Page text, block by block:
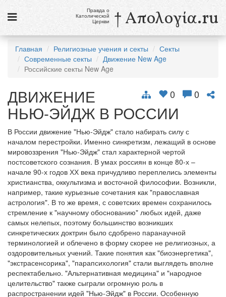
Новости
Галерея
Ссылки
Религиозные учения и секты, справочник
Св. Доминик, священник
см. календарь
Обратная связь
mail@apologia.ru
Отправить сообщение
Правда о
Католической
Церкви † Απολογία.ru
Главная Религиозные учения и секты
Секты
Современные секты
Движение New Age
Российские секты New Age
0 0
ДВИЖЕНИЕ
НЬЮ-ЭЙДЖ В РОССИИ
В России движение "Нью-Эйдж" стало набирать силу с
началом перестройки. Именно синкретизм, лежащий в основе
мировоззрения "Нью-Эйдж" стал характерной чертой
постсоветского сознания. В умах россиян в конце 80-х –
начале 90-х годов ХХ века причудливо переплелись элементы
христианства, оккультизма и восточной философии. Возникли,
например, такие курьезные сочетания как "православная
астрология". В то же время, с советских времен сохранилось
стремление к "научному обоснованию" любых идей, даже
самых нелепых, поэтому большинство возникших
синкретических доктрин было сдобрено паранаучной
терминологией и облечено в форму скорее не религиозных, а
оздоровительных учений. Такие понятия как "биоэнергетика",
"экстрасенсорика", "парапсихология" стали выглядеть вполне
респектабельно. "Альтернативная медицина" и "народное
целительство" также сыграли огромную роль в
распространении идей "Нью-Эйдж" в России. Особенную